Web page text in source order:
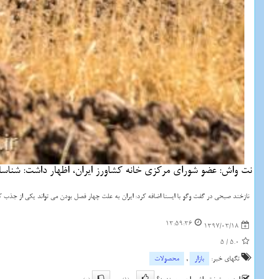
نت واش: عضو شورای مركزی خانه كشاورز ایران، اظهار داشت:
نازخند صبحی در گفت وگو با ایسنا اضافه كرد: ایران به علت چهار فصل بودن می تواند یكی از جذب
1397/03/18
13:59:36
5.0
/
5
تگهای خبر:
بازار ,
محصولات